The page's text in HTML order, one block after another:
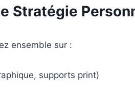
Stratégie
ensemble sur :
supports print)